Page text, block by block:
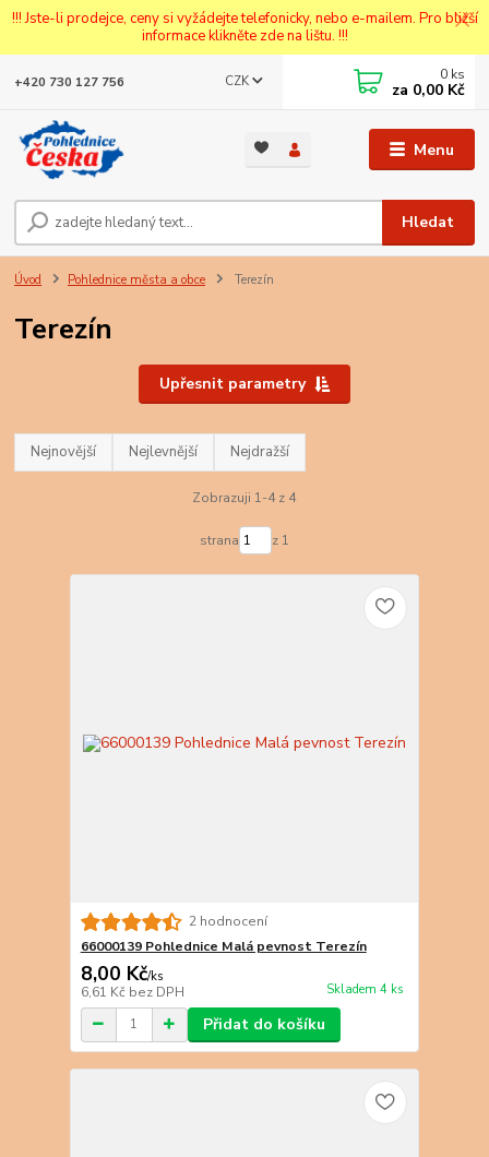
!!! Jste-li prodejce, ceny si vyžádejte telefonicky, nebo e-mailem. Pro bližší
informace klikněte zde na lištu. !!!
Menu
CZK
Hledat
+420 730 127 756 0 ks
za 0,00 Kč
Úvod Pohlednice města a obce Terezín
Terezín
Upřesnit parametry
Nejnovější Nejlevnější Nejdražší
Zobrazuji 1-4 z 4
strana z 1
2 hodnocení
66000139 Pohlednice Malá pevnost Terezín
8,00 Kč/ks
6,61 Kč bez DPH Skladem 4 ks
Přidat do košíku